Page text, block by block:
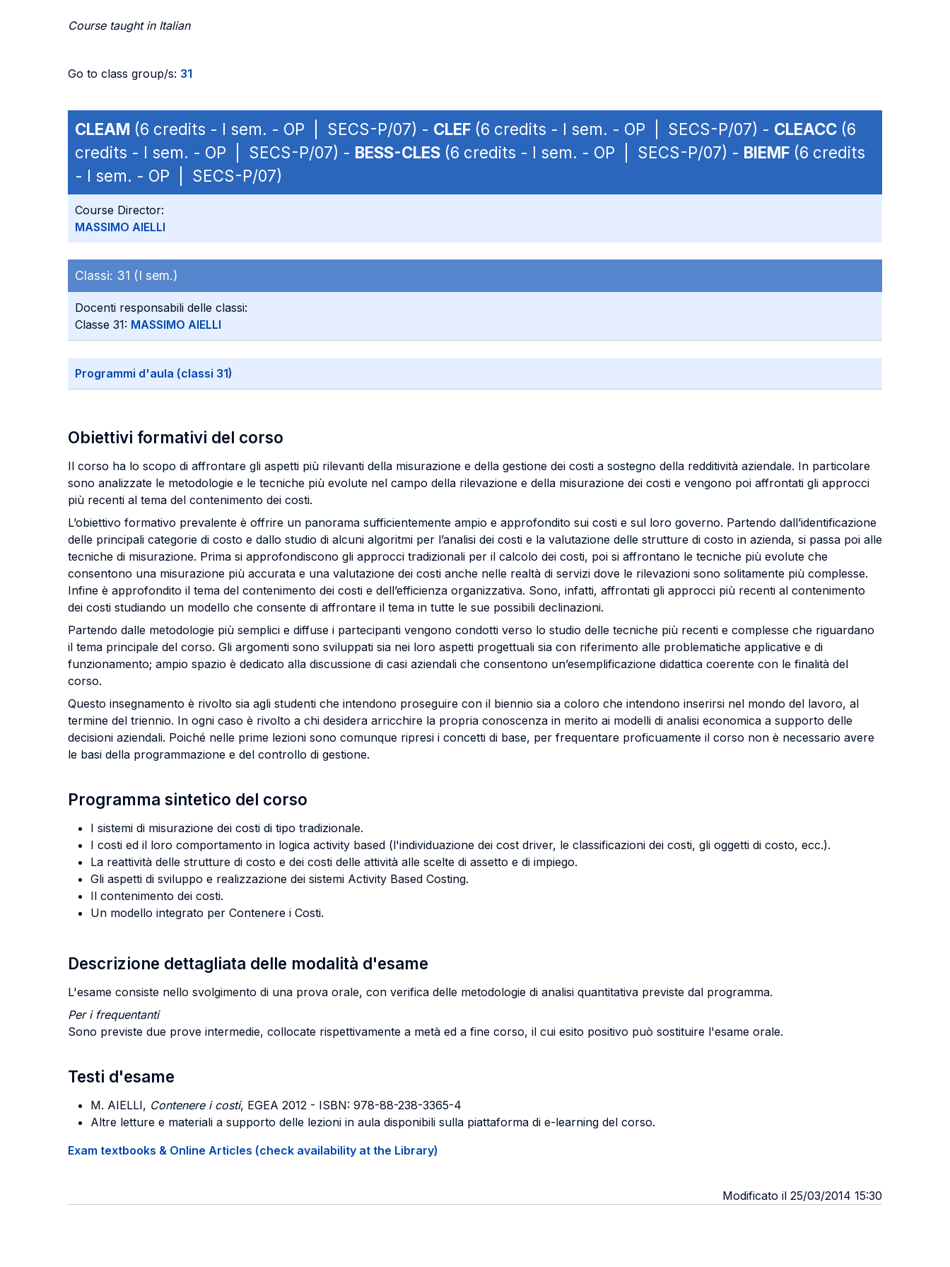
Course taught in Italian
Go to class group/s: 31
CLEAM (6 credits - I sem. - OP | SECS-P/07) - CLEF (6 credits - I sem. - OP | SECS-P/07) - CLEACC (6
credits - I sem. - OP | SECS-P/07) - BESS-CLES (6 credits - I sem. - OP | SECS-P/07) - BIEMF (6 credits
- I sem. - OP | SECS-P/07)
Course Director:
MASSIMO AIELLI
Classi: 31 (I sem.)
Docenti responsabili delle classi:
Classe 31: MASSIMO AIELLI
Programmi d'aula (classi 31)
Obiettivi formativi del corso
Il corso ha lo scopo di affrontare gli aspetti più rilevanti della misurazione e della gestione dei costi a sostegno della redditività aziendale. In particolare
sono analizzate le metodologie e le tecniche più evolute nel campo della rilevazione e della misurazione dei costi e vengono poi affrontati gli approcci
più recenti al tema del contenimento dei costi.
L’obiettivo formativo prevalente è offrire un panorama sufficientemente ampio e approfondito sui costi e sul loro governo. Partendo dall’identificazione
delle principali categorie di costo e dallo studio di alcuni algoritmi per l’analisi dei costi e la valutazione delle strutture di costo in azienda, si passa poi alle
tecniche di misurazione. Prima si approfondiscono gli approcci tradizionali per il calcolo dei costi, poi si affrontano le tecniche più evolute che
consentono una misurazione più accurata e una valutazione dei costi anche nelle realtà di servizi dove le rilevazioni sono solitamente più complesse.
Infine è approfondito il tema del contenimento dei costi e dell’efficienza organizzativa. Sono, infatti, affrontati gli approcci più recenti al contenimento
dei costi studiando un modello che consente di affrontare il tema in tutte le sue possibili declinazioni.
Partendo dalle metodologie più semplici e diffuse i partecipanti vengono condotti verso lo studio delle tecniche più recenti e complesse che riguardano
il tema principale del corso. Gli argomenti sono sviluppati sia nei loro aspetti progettuali sia con riferimento alle problematiche applicative e di
funzionamento; ampio spazio è dedicato alla discussione di casi aziendali che consentono un’esemplificazione didattica coerente con le finalità del
corso.
Questo insegnamento è rivolto sia agli studenti che intendono proseguire con il biennio sia a coloro che intendono inserirsi nel mondo del lavoro, al
termine del triennio. In ogni caso è rivolto a chi desidera arricchire la propria conoscenza in merito ai modelli di analisi economica a supporto delle
decisioni aziendali. Poiché nelle prime lezioni sono comunque ripresi i concetti di base, per frequentare proficuamente il corso non è necessario avere
le basi della programmazione e del controllo di gestione.
Programma sintetico del corso
I sistemi di misurazione dei costi di tipo tradizionale.
I costi ed il loro comportamento in logica activity based (l'individuazione dei cost driver, le classificazioni dei costi, gli oggetti di costo, ecc.).
La reattività delle strutture di costo e dei costi delle attività alle scelte di assetto e di impiego.
Gli aspetti di sviluppo e realizzazione dei sistemi Activity Based Costing.
Il contenimento dei costi.
Un modello integrato per Contenere i Costi.
Descrizione dettagliata delle modalità d'esame
L'esame consiste nello svolgimento di una prova orale, con verifica delle metodologie di analisi quantitativa previste dal programma.
Per i frequentanti
Sono previste due prove intermedie, collocate rispettivamente a metà ed a fine corso, il cui esito positivo può sostituire l'esame orale.
Testi d'esame
M. AIELLI, Contenere i costi, EGEA 2012 - ISBN: 978-88-238-3365-4
Altre letture e materiali a supporto delle lezioni in aula disponibili sulla piattaforma di e-learning del corso.
Exam textbooks & Online Articles (check availability at the Library)
Modificato il 25/03/2014 15:30